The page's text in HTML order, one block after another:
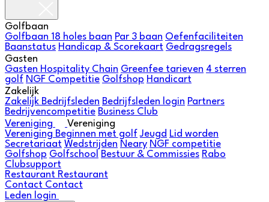
Golfbaan
Golfbaan 18 holes baan Par 3 baan Oefenfaciliteiten
Baanstatus Handicap & Scorekaart Gedragsregels
Gasten
Gasten Hospitality Chain Greenfee tarieven 4 sterren
golf NGF Competitie Golfshop Handicart
Zakelijk
Zakelijk Bedrijfsleden Bedrijfsleden login Partners
Bedrijvencompetitie Business Club
Vereniging
Vereniging
Vereniging Beginnen met golf Jeugd Lid worden
Secretariaat Wedstrijden Neary NGF competitie
Golfshop Golfschool Bestuur & Commissies Rabo
Clubsupport
Restaurant Restaurant
Contact Contact
Leden login